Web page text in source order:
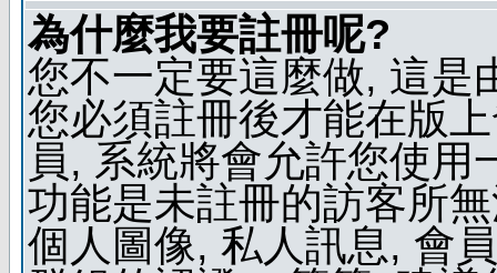
為什麼我要註冊呢?
您不一定要這麼做, 這是
您必須註冊後才能在版
員, 系統將會允許您使
功能是未註冊的訪客所
個人圖像, 私人訊息, 會